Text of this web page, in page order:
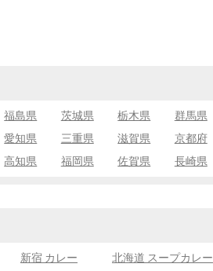
福島県 茨城県 栃木県 群馬県
愛知県 三重県 滋賀県 京都府
高知県 福岡県 佐賀県 長崎県
新宿 カレー 北海道 スープカレー